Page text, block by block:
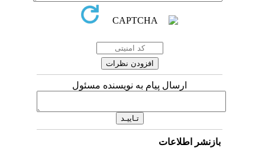
ارسال پیام به نویسنده مسئول
بازنشر اطلاعات